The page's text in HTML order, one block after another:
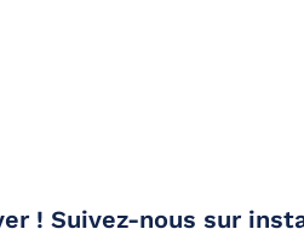
! Suivez-nous sur